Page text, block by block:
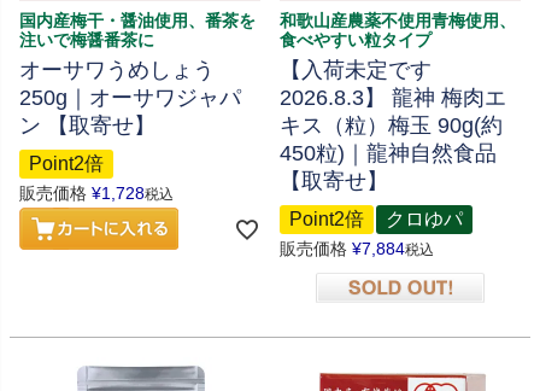
国内産梅干・醤油使用、番茶を
注いで梅醤番茶に
オーサワうめしょう
250g｜オーサワジャパ
ン 【取寄せ】
Point2倍
販売価格 ¥1,728税込
和歌山産農薬不使用青梅使用、
食べやすい粒タイプ
【入荷未定です
2026.8.3】 龍神 梅肉エ
キス（粒）梅玉 90g(約
450粒)｜龍神自然食品
【取寄せ】
Point2倍 クロゆパ
販売価格 ¥7,884税込